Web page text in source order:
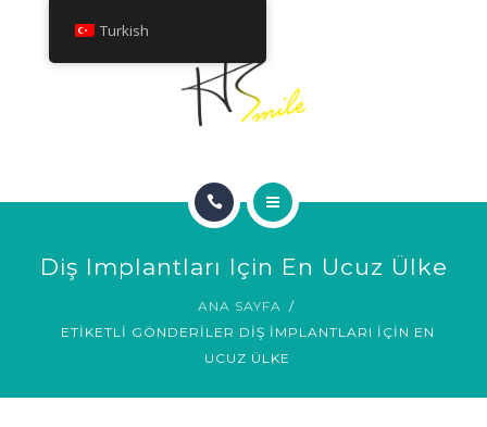
HAKKINDA
GÜLÜMSEME GALERISI
HAKKINDA
Diş Implantları Için En Ucuz Ülke
ANA SAYFA
ETIKETLI GÖNDERILER DIŞ IMPLANTLARI IÇIN EN
UCUZ ÜLKE
Turkish